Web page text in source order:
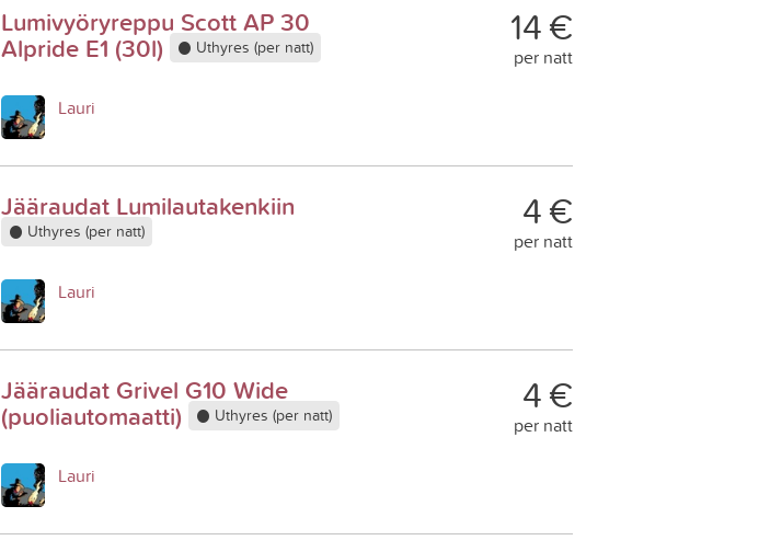
14 €
per natt
Lumivyöryreppu Scott AP 30
Alpride E1 (30l) Uthyres (per natt)
Lauri
4 €
per natt
Jääraudat Lumilautakenkiin
Uthyres (per natt)
Lauri
4 €
per natt
Jääraudat Grivel G10 Wide
(puoliautomaatti) Uthyres (per natt)
Lauri